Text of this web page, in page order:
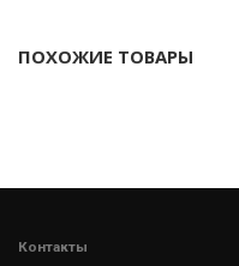
ПОХОЖИЕ ТОВАРЫ
Контакты